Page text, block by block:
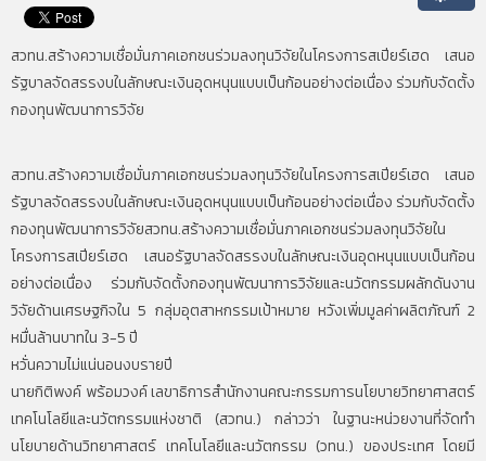
สวทน.สร้างความเชื่อมั่นภาคเอกชนร่วมลงทุนวิจัยในโครงการสเปียร์เฮด เสนอ
รัฐบาลจัดสรรงบในลักษณะเงินอุดหนุนแบบเป็นก้อนอย่างต่อเนื่อง ร่วมกับจัดตั้ง
กองทุนพัฒนาการวิจัย
สวทน.สร้างความเชื่อมั่นภาคเอกชนร่วมลงทุนวิจัยในโครงการสเปียร์เฮด เสนอ
รัฐบาลจัดสรรงบในลักษณะเงินอุดหนุนแบบเป็นก้อนอย่างต่อเนื่อง ร่วมกับจัดตั้ง
กองทุนพัฒนาการวิจัยสวทน.สร้างความเชื่อมั่นภาคเอกชนร่วมลงทุนวิจัยใน
โครงการสเปียร์เฮด เสนอรัฐบาลจัดสรรงบในลักษณะเงินอุดหนุนแบบเป็นก้อน
อย่างต่อเนื่อง ร่วมกับจัดตั้งกองทุนพัฒนาการวิจัยและนวัตกรรมผลักดันงาน
วิจัยด้านเศรษฐกิจใน 5 กลุ่มอุตสาหกรรมเป้าหมาย หวังเพิ่มมูลค่าผลิตภัณฑ์ 2
หมื่นล้านบาทใน 3-5 ปี
หวั่นความไม่แน่นอนงบรายปี
นายกิติพงค์ พร้อมวงค์ เลขาธิการสำนักงานคณะกรรมการนโยบายวิทยาศาสตร์
เทคโนโลยีและนวัตกรรมแห่งชาติ (สวทน.) กล่าวว่า ในฐานะหน่วยงานที่จัดทำ
นโยบายด้านวิทยาศาสตร์ เทคโนโลยีและนวัตกรรม (วทน.) ของประเทศ โดยมี